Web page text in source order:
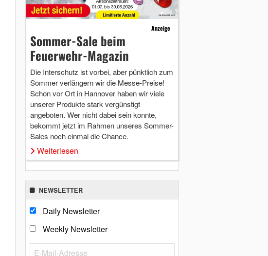
Anzeige
Sommer-Sale beim
Feuerwehr-Magazin
Die Interschutz ist vorbei, aber pünktlich zum
Sommer verlängern wir die Messe-Preise!
Schon vor Ort in Hannover haben wir viele
unserer Produkte stark vergünstigt
angeboten. Wer nicht dabei sein konnte,
bekommt jetzt im Rahmen unseres Sommer-
Sales noch einmal die Chance.
Weiterlesen
NEWSLETTER
Daily Newsletter
Weekly Newsletter